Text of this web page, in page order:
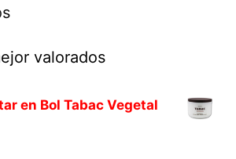
valorados
en Bol Tabac Vegetal